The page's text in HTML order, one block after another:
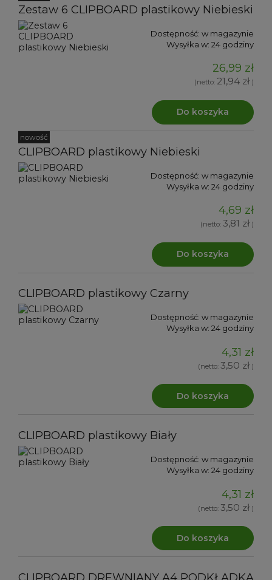
Zestaw 6 CLIPBOARD plastikowy Niebieski
Dostępność: w magazynie
Wysyłka w: 24 godziny
26,99 zł
(netto: 21,94 zł )
Do koszyka
CLIPBOARD plastikowy Niebieski
Dostępność: w magazynie
Wysyłka w: 24 godziny
4,69 zł
(netto: 3,81 zł )
Do koszyka
nowość
CLIPBOARD plastikowy Czarny
Dostępność: w magazynie
Wysyłka w: 24 godziny
4,31 zł
(netto: 3,50 zł )
Do koszyka
CLIPBOARD plastikowy Biały
Dostępność: w magazynie
Wysyłka w: 24 godziny
4,31 zł
(netto: 3,50 zł )
Do koszyka
CLIPBOARD DREWNIANY A4 PODKŁADKA